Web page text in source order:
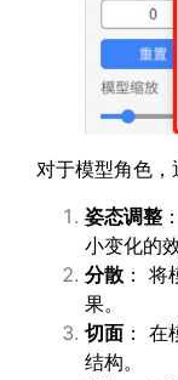
对于模型角色，
姿态调整
小变化的效
分散 ：
果。
切面 ：
结构。